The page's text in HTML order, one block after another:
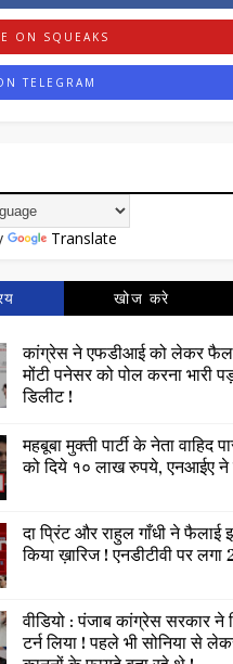
ON SQUEAKS
TELEGRAM
Translate
खोज करे
कांग्रेस ने एफडीआई को लेकर
मोंटी पनेसर को पोल करना भारी
डिलीट !
महबूबा मुक्ती पार्टी के नेता वाहिद
को दिये १० लाख रुपये, एनआईए ने
दा प्रिंट और राहुल गाँधी ने
किया ख़ारिज ! एनडीटीवी पर लगा
वीडियो : पंजाब कांग्रेस सरकार ने
टर्न लिया ! पहले भी सोनिया से